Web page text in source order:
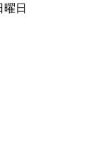
日